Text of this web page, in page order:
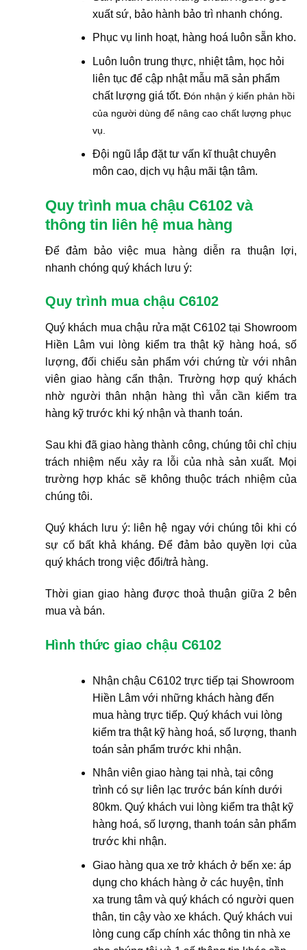
xuất sứ, bảo hành bảo trì nhanh chóng.
Phục vụ linh hoạt, hàng hoá luôn sẵn kho.
Luôn luôn trung thực, nhiệt tâm, học hỏi
liên tục để cập nhật mẫu mã sản phẩm
chất lượng giá tốt. Đón nhận ý kiến phản hồi
của người dùng để nâng cao chất lượng phục
vụ.
Đội ngũ lắp đặt tư vấn kĩ thuật chuyên
môn cao, dịch vụ hậu mãi tận tâm.
Quy trình mua chậu C6102 và
thông tin liên hệ mua hàng
Để đảm bảo việc mua hàng diễn ra thuận lợi,
nhanh chóng quý khách lưu ý:
Quy trình mua chậu C6102
Quý khách mua chậu rửa mặt C6102 tại Showroom
Hiền Lâm vui lòng kiểm tra thật kỹ hàng hoá, số
lượng, đối chiếu sản phẩm với chứng từ với nhân
viên giao hàng cẩn thận. Trường hợp quý khách
nhờ người thân nhận hàng thì vẫn cần kiểm tra
hàng kỹ trước khi ký nhận và thanh toán.
Sau khi đã giao hàng thành công, chúng tôi chỉ chịu
trách nhiệm nếu xảy ra lỗi của nhà sản xuất. Mọi
trường hợp khác sẽ không thuộc trách nhiệm của
chúng tôi.
Quý khách lưu ý: liên hệ ngay với chúng tôi khi có
sự cố bất khả kháng. Để đảm bảo quyền lợi của
quý khách trong việc đổi/trả hàng.
Thời gian giao hàng được thoả thuận giữa 2 bên
mua và bán.
Hình thức giao chậu C6102
Nhận chậu C6102 trực tiếp tại Showroom
Hiền Lâm với những khách hàng đến
mua hàng trực tiếp. Quý khách vui lòng
kiểm tra thật kỹ hàng hoá, số lượng, thanh
toán sản phẩm trước khi nhận.
Nhân viên giao hàng tại nhà, tại công
trình có sự liên lạc trước bán kính dưới
80km. Quý khách vui lòng kiểm tra thật kỹ
hàng hoá, số lượng, thanh toán sản phẩm
trước khi nhận.
Giao hàng qua xe trở khách ở bến xe: áp
dụng cho khách hàng ở các huyện, tỉnh
xa trung tâm và quý khách có người quen
thân, tin cậy vào xe khách. Quý khách vui
lòng cung cấp chính xác thông tin nhà xe